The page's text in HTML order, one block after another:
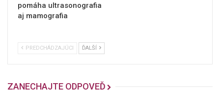
pomáha ultrasonografia
aj mamografia
PREDCHÁDZAJÚCI ĎALŠÍ
ZANECHAJTE ODPOVEĎ